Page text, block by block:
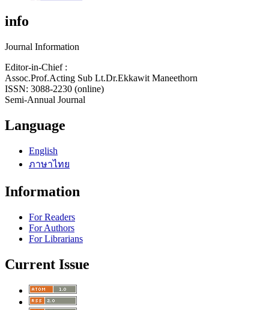
info
Journal Information
Editor-in-Chief :
Assoc.Prof.Acting Sub Lt.Dr.Ekkawit Maneethorn
ISSN: 3088-2230 (online)
Semi-Annual Journal
Language
English
ภาษาไทย
Information
For Readers
For Authors
For Librarians
Current Issue